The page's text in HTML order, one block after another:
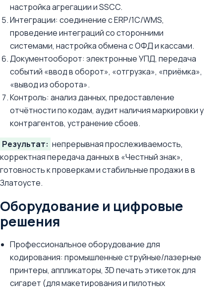
настройка агрегации и SSCC.
Интеграции: соединение с ERP/1С/WMS,
проведение интеграций со сторонними
системами, настройка обмена с ОФД и кассами.
Документооборот: электронные УПД, передача
событий «ввод в оборот», «отгрузка», «приёмка»,
«вывод из оборота».
Контроль: анализ данных, предоставление
отчётности по кодам, аудит наличия маркировки у
контрагентов, устранение сбоев.
Результат: непрерывная прослеживаемость,
корректная передача данных в «Честный знак»,
готовность к проверкам и стабильные продажи в в
Златоусте.
Оборудование и цифровые
решения
Профессиональное оборудование для
кодирования: промышленные струйные/лазерные
принтеры, аппликаторы, 3D печать этикеток для
сигарет (для макетирования и пилотных